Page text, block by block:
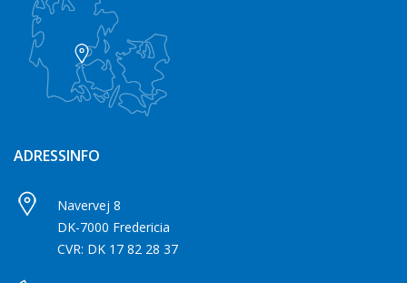
ADRESSINFO
Navervej 8
DK-7000 Fredericia
CVR: DK 17 82 28 37